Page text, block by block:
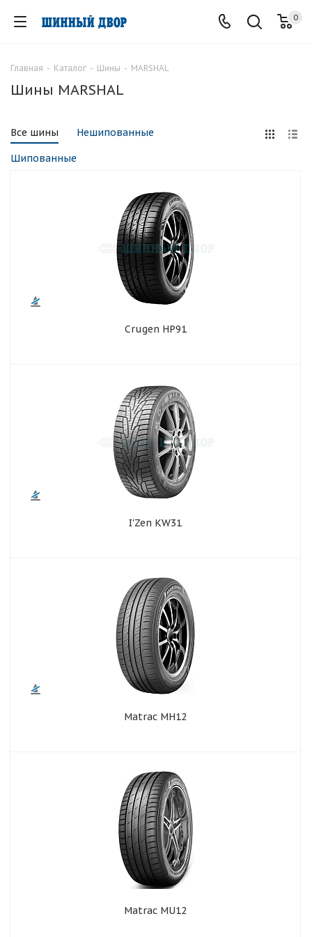
0
Главная - Каталог - Шины - MARSHAL
Шины MARSHAL
Все шины Нешипованные
Шипованные
Crugen HP91
I'Zen KW31
Matrac MH12
Matrac MU12